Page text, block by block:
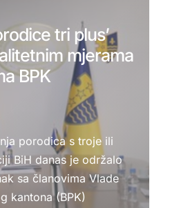
tri plus’
mjerama
BPK
porodica s troje ili
BiH danas je održalo
sa članovima Vlade
kantona (BPK)